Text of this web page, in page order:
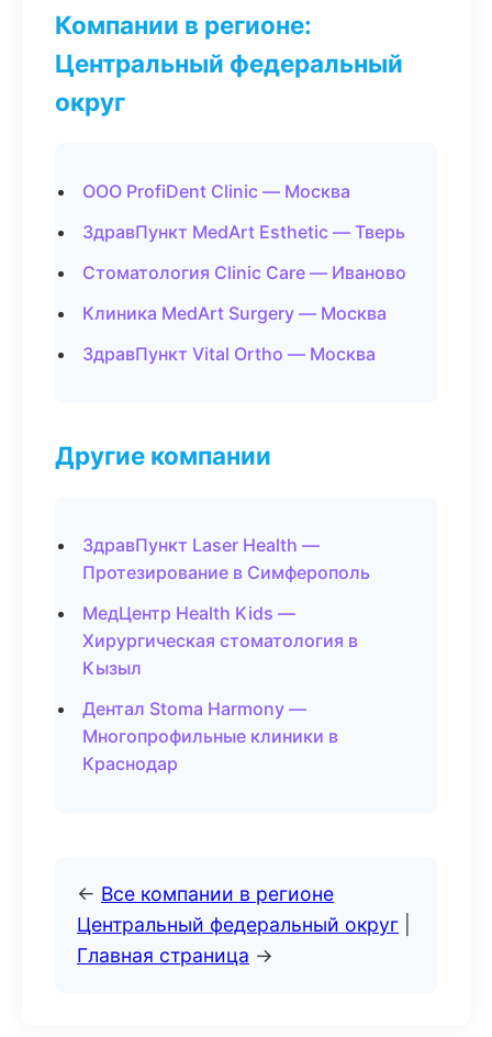
Компании в регионе:
Центральный федеральный
округ
ООО ProfiDent Clinic — Москва
ЗдравПункт MedArt Esthetic — Тверь
Стоматология Clinic Care — Иваново
Клиника MedArt Surgery — Москва
ЗдравПункт Vital Ortho — Москва
Другие компании
ЗдравПункт Laser Health —
Протезирование в Симферополь
МедЦентр Health Kids —
Хирургическая стоматология в
Кызыл
Дентал Stoma Harmony —
Многопрофильные клиники в
Краснодар
← Все компании в регионе
Центральный федеральный округ
Главная страница →